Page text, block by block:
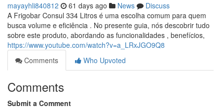
mayayhli840812 61 days ago News
Discuss
A Frigobar Consul 334 Litros é uma escolha comum para quem
busca volume e eficiência . No presente guia, nós descobrir tudo
sobre este produto, abordando as funcionalidades , benefícios,
https://www.youtube.com/watch?v=a_LRxJGO9Q8
Comments
Who Upvoted
Comments
Submit a Comment